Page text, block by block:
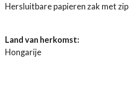
Hersluitbare papieren zak met
Land van herkomst:
Hongarije